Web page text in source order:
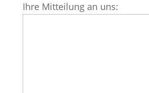
lasse
Ihre Mitteilung an uns: